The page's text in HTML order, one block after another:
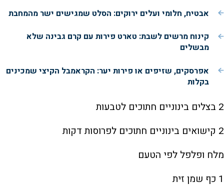
אבטיח, חלומי ועלים ירוקים: הסלט שמגישים ישר מהמחבת
קינוח מרשים לשבת: טארט פירות עם קרם גבינה שלא
מבשלים
אפרסקים, שזיפים או פירות יער: הקראמבל הקיצי שמכינים
בקלות
2 בצלים בינוניים חתוכים לטבעות
2 קישואים בינוניים חתוכים לפרוסות דקות
מלח ופלפל לפי הטעם
1 כף שמן זית